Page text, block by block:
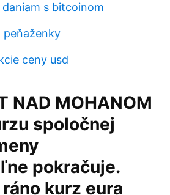
s bitcoinom
ceny usd
NAD MOHANOM
spoločnej
pokračuje.
kurz eura